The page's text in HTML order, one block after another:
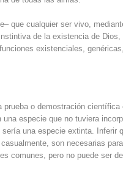
que cualquier ser vivo,
de la existencia de
existenciales,
o demostración
especie que no tuviera
una especie extinta.
son necesarias
comunes, pero no puede ser